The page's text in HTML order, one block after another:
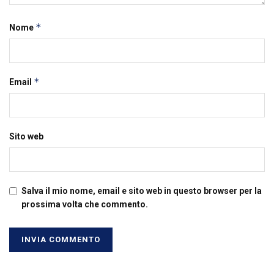
Nome *
Email *
Sito web
Salva il mio nome, email e sito web in questo browser per la
prossima volta che commento.